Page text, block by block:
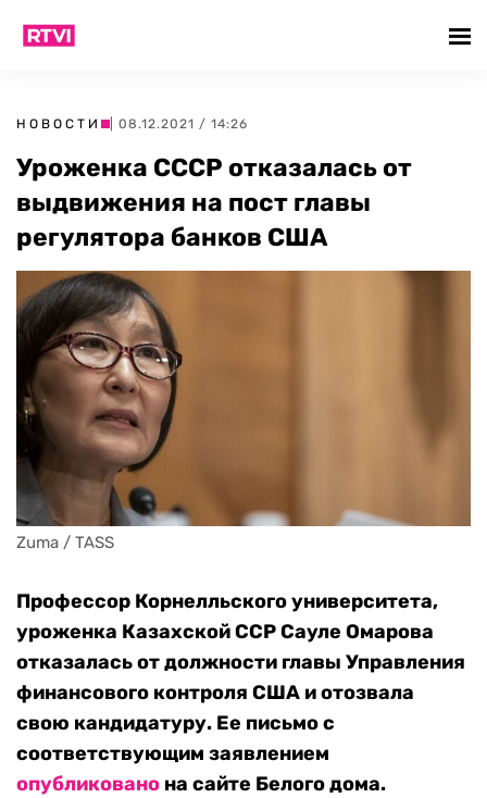
НОВОСТИ | 08.12.2021 / 14:26
Уроженка СССР отказалась от
выдвижения на пост главы
регулятора банков США
Zuma / TASS
Профессор Корнелльского университета,
уроженка Казахской ССР Сауле Омарова
отказалась от должности главы Управления
финансового контроля США и отозвала
свою кандидатуру. Ее письмо с
соответствующим заявлением
опубликовано на сайте Белого дома.